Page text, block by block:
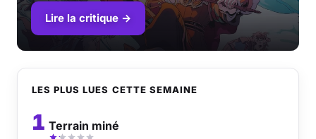
Jeux vidéo
Musique
Sortir
Lire la critique →
LES PLUS LUES CETTE SEMAINE
1 Terrain miné